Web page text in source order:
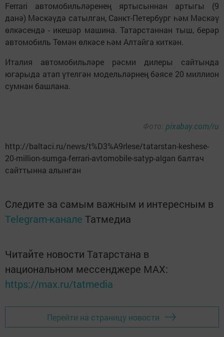
Ferrari автомобильләренең яртысыннан артыгы (9
данә) Мәскәүдә сатылган, Санкт-Петербург һәм Мәскәү
өлкәсендә - икешәр машина. Татарстаннан тыш, берәр
автомобиль Төмән өлкәсе һәм Алтайга киткән.
Италия автомобильләре рәсми дилеры сайтында
югарыда атап үтелгән модельләрнең бәясе 20 миллион
сумнан башлана.
Фото: pixabay.com/ru
http://baltaci.ru/news/t%D3%A9rlese/tatarstan-keshese-
20-million-sumga-ferrari-avtomobile-satyp-algan балтач
сайттынна алынган
Следите за самым важным и интересным в
Telegram-канале Татмедиа
Читайте новости Татарстана в
национальном мессенджере MАХ:
https://max.ru/tatmedia
Перейти на страницу новости